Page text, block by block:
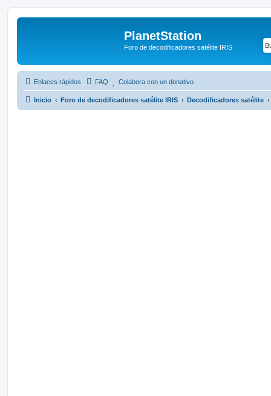
PlanetStation
Foro de decodificadores satélite IRIS
Enlaces rápidos FAQ Colabora con un donativo
Inicio Foro de decodificadores satélite IRIS Decodificadores satélite